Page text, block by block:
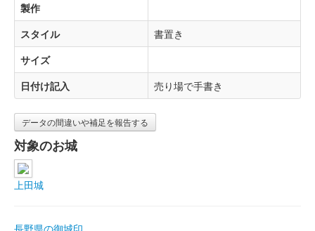
製作
スタイル
書置き
サイズ
日付け記入
売り場で手書き
データの間違いや補足を報告する
対象のお城
上田城